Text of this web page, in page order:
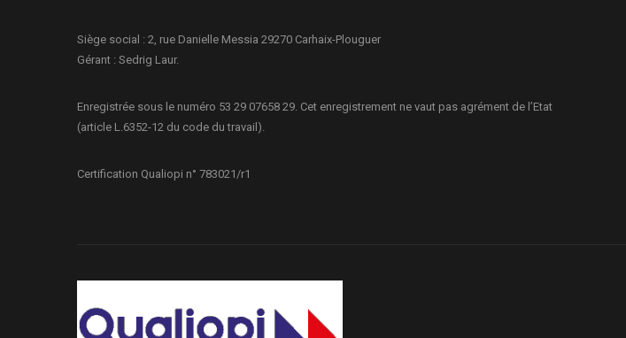
Siège social : 2, rue Danielle Messia 29270 Carhaix-Plouguer
Gérant : Sedrig Laur.
Enregistrée sous le numéro 53 29 07658 29. Cet enregistrement ne vaut pas agrément de l’Etat
(article L.6352-12 du code du travail).
Certification Qualiopi n° 783021/r1